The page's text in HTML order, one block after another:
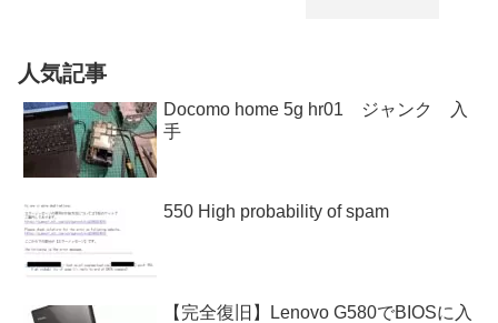
人気記事
Docomo home 5g hr01 ジャンク 入
手
550 High probability of spam
【完全復旧】Lenovo G580でBIOSに入